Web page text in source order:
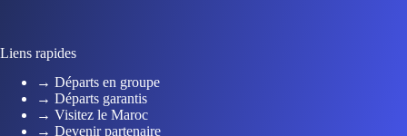
Liens rapides
→ Départs en groupe
→ Départs garantis
→ Visitez le Maroc
→ Devenir partenaire